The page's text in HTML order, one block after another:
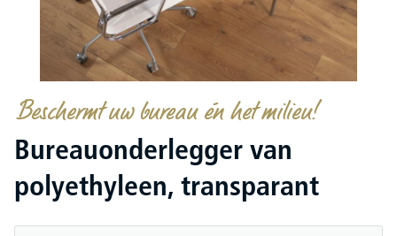
Beschermt uw bureau én het milieu!
Bureauonderlegger van
polyethyleen, transparant